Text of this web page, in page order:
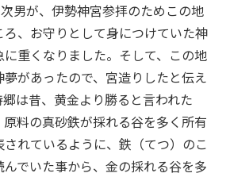
男が、伊勢神宮参拝のためこの地
、お守りとして身につけていた神
重くなりました。そして、この地
があったので、宮造りしたと伝え
は昔、黄金より勝ると言われた
原料の真砂鉄が採れる谷を多く所有
れているように、鉄（てつ）のこ
でいた事から、金の採れる谷を多